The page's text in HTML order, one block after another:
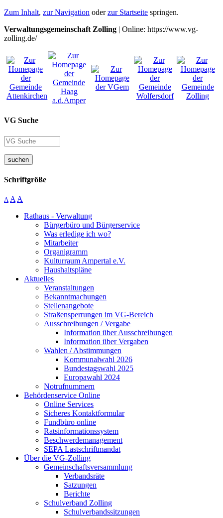
Zum Inhalt, zur Navigation oderzur Startseite springen.
Verwaltungsgemeinschaft Zolling | Online: https://www.vg-
zolling.de/
VG Suche
suchen
Schriftgröße
A A A
Rathaus - Verwaltung
Bürgerbüro und Bürgerservice
Was erledige ich wo?
Mitarbeiter
Organigramm
Kulturraum Ampertal e.V.
Haushaltspläne
Aktuelles
Veranstaltungen
Bekanntmachungen
Stellenangebote
Straßensperrungen im VG-Bereich
Ausschreibungen / Vergabe
Information über Ausschreibungen
Information über Vergaben
Wahlen / Abstimmungen
Kommunalwahl 2026
Bundestagswahl 2025
Europawahl 2024
Notrufnummern
Behördenservice Online
Online Services
Sicheres Kontaktformular
Fundbüro online
Ratsinformationssystem
Beschwerdemanagement
SEPA Lastschriftmandat
Über die VG-Zolling
Gemeinschaftsversammlung
Verbandsräte
Satzungen
Berichte
Schulverband Zolling
Schulverbandssitzungen